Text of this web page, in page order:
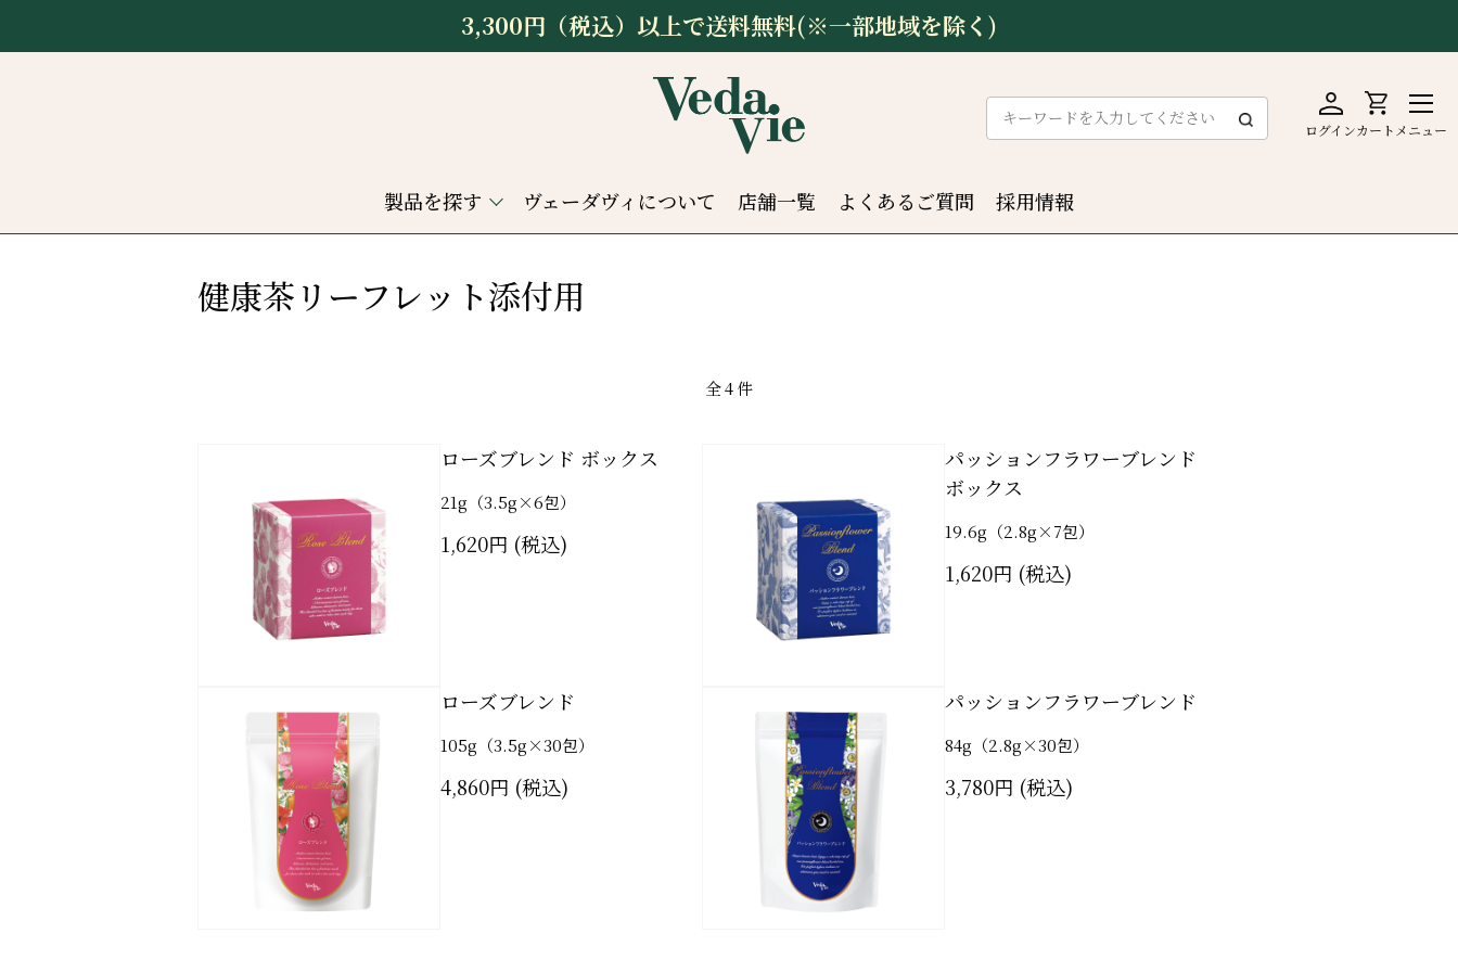
3,300円（税込）以上で送料無料(※一部地域を除く)
ログインカート メニュー
製品を探す ヴェーダヴィについて 店舗一覧 よくあるご質問 採用情報
健康茶リーフレット添付用
全4件
ローズブレンド ボックス
21g（3.5g×6包）
1,620円
パッションフラワーブレンド
ボックス
19.6g（2.8g×7包）
1,620円
ローズブレンド
105g（3.5g×30包）
4,860円
パッションフラワーブレンド
84g（2.8g×30包）
3,780円